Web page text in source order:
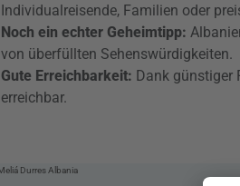
Individualreisende, Familien oder
Noch ein echter Geheimtipp:
von überfüllten Sehenswürdigkeiten.
Gute Erreichbarkeit: Dank günstiger
erreichbar.